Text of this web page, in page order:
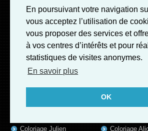
En poursuivant votre navigation
vous acceptez l’utilisation de
vous proposer des services et
à vos centres d’intérêts et pour
statistiques de visites anonymes.
En savoir plus
OK
Coloriage Garance
Coloriage Victoire
Coloriage Eleonore
Coloriage Marius
Coloriage Louis
Coloriage Julien
Coloriage
Coloriage
Coloriage
Coloriage
Coloriage
Coloriage
Coloriage